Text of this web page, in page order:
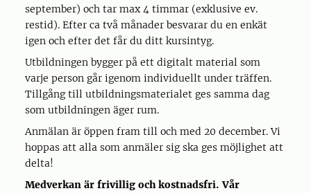
september) och tar max 4 timmar (exklusive ev.
restid). Efter ca två månader besvarar du en enkät
igen och efter det får du ditt kursintyg.
Utbildningen bygger på ett digitalt material som
varje person går igenom individuellt under träffen.
Tillgång till utbildningsmaterialet ges samma dag
som utbildningen äger rum.
Anmälan är öppen fram till och med 20 december. Vi
hoppas att alla som anmäler sig ska ges möjlighet att
delta!
Medverkan är frivillig och kostnadsfri. Vår